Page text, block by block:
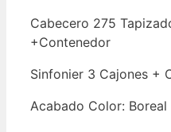
Cabecero 275
+Contenedor
Sinfonier 3 Cajones +
Acabado Color: Boreal